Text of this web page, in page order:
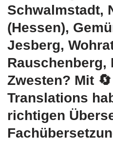
Schwalmstadt,
(Hessen),
Jesberg,
Rauschenberg,
Zwesten? Mit
Translations
richtigen